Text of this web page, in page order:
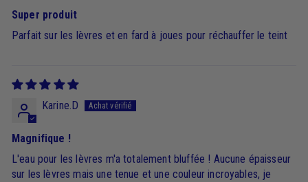
Super produit
Parfait sur les lèvres et en fard à joues pour réchauffer le teint
Karine.D
Magnifique !
L'eau pour les lèvres m'a totalement bluffée ! Aucune épaisseur
sur les lèvres mais une tenue et une couleur incroyables, je